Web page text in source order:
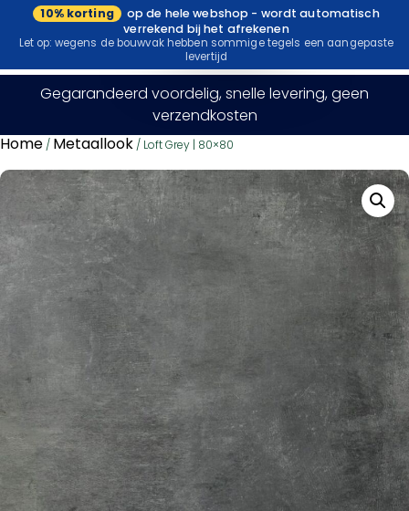
10% korting
op de hele webshop - wordt automatisch
verrekend bij het afrekenen
Let op: wegens de bouwvak hebben sommige tegels een aangepaste
levertijd
Bezoek onze
showroom
Gegarandeerd voordelig, snelle levering, geen
verzendkosten
Home / Metaallook / Loft Grey | 80×80